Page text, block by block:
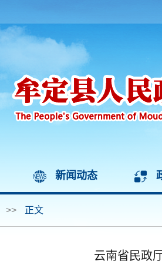
新闻动态
>> 正文
云南省民政